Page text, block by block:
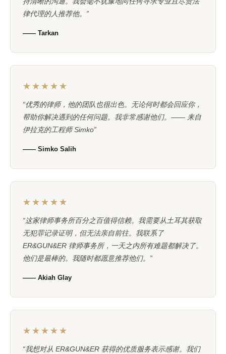
律代理的人推荐他。”
—— Tarkan
★★★★★
“优秀的律师，他的团队也很出色。无论何时都会回应你，
帮助你解决遇到的任何问题。我非常感谢他们。—— 来自
伊拉克的工程师 Simko”
—— Simko Salih
★★★★★
“这家律师事务所百分之百值得信赖。我需要从土耳其获取
无犯罪记录证明，但无法亲自前往。我联系了
ER&GUN&ER 律师事务所，一天之内所有难题都解决了。
他们是最棒的。我随时都愿意推荐他们。”
—— Akiah Glay
★★★★★
“我想对从 ER&GUN&ER 获得的优质服务表示感谢。我们